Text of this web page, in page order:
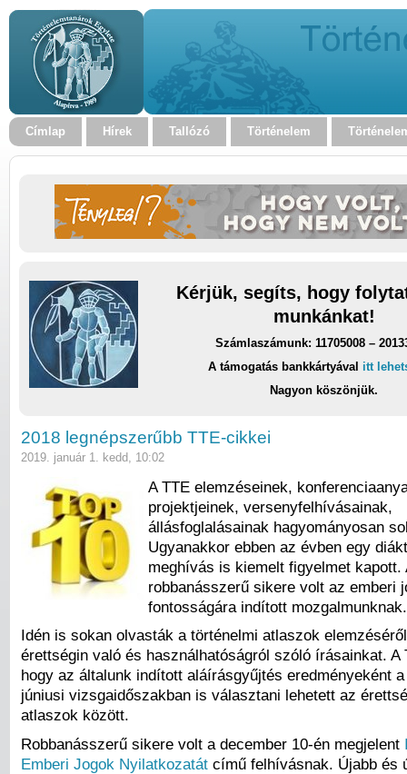
Címlap Hírek Tallózó Történelem
Kérjük, segíts, hogy
munkánkat!
Számlaszámunk: 11705008 –
A támogatás bankkártyával itt
Nagyon köszönjük.
2018 legnépszerűbb TTE-cikkei
2019. január 1. kedd, 10:02
A TTE elemzéseinek,
projektjeinek, versenyfelhívásainak,
állásfoglalásainak hagyományosan
Ugyanakkor ebben az évben egy
meghívás is kiemelt figyelmet kapott.
robbanásszerű sikere volt az emberi
fontosságára indított mozgalmunknak.
Idén is sokan olvasták a történelmi atlaszok
érettségin való és használhatóságról szóló írásainkat. A
hogy az általunk indított aláírásgyűjtés eredményeként
júniusi vizsgaidőszakban is választani lehetett az
atlaszok között.
Robbanásszerű sikere volt a december 10-én megjelent
Emberi Jogok Nyilatkozatát című felhívásnak. Újabb és